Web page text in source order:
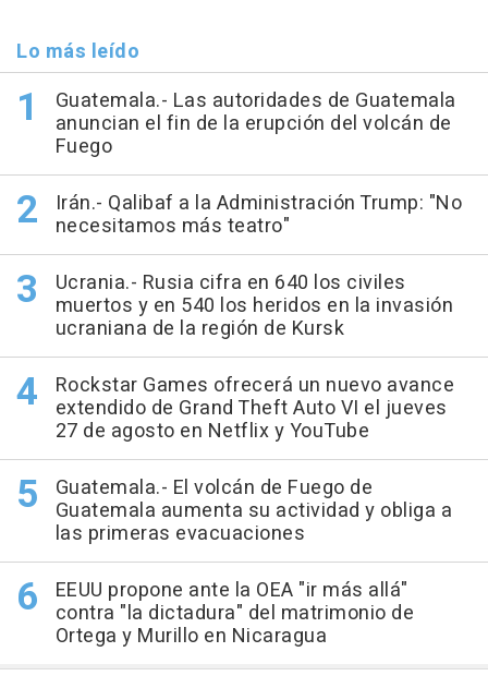
Lo más leído
Guatemala.- Las autoridades de Guatemala
anuncian el fin de la erupción del volcán de
Fuego
Irán.- Qalibaf a la Administración Trump: "No
necesitamos más teatro"
Ucrania.- Rusia cifra en 640 los civiles
muertos y en 540 los heridos en la invasión
ucraniana de la región de Kursk
Rockstar Games ofrecerá un nuevo avance
extendido de Grand Theft Auto VI el jueves
27 de agosto en Netflix y YouTube
Guatemala.- El volcán de Fuego de
Guatemala aumenta su actividad y obliga a
las primeras evacuaciones
EEUU propone ante la OEA "ir más allá"
contra "la dictadura" del matrimonio de
Ortega y Murillo en Nicaragua